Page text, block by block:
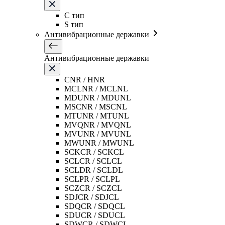
C тип
S тип
Антивибрационные державки
Антивибрационные державки
CNR / HNR
MCLNR / MCLNL
MDUNR / MDUNL
MSCNR / MSCNL
MTUNR / MTUNL
MVQNR / MVQNL
MVUNR / MVUNL
MWUNR / MWUNL
SCKCR / SCKCL
SCLCR / SCLCL
SCLDR / SCLDL
SCLPR / SCLPL
SCZCR / SCZCL
SDJCR / SDJCL
SDQCR / SDQCL
SDUCR / SDUCL